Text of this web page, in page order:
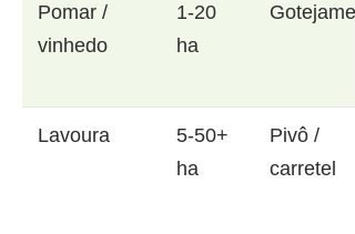
Pomar /
vinhedo
1-20
ha
Lavoura
5-50+
ha
Pivô /
carretel